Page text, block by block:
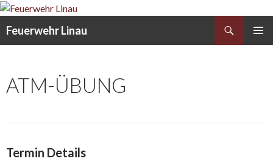
Feuerwehr Linau
ATM-ÜBUNG
Termin Details